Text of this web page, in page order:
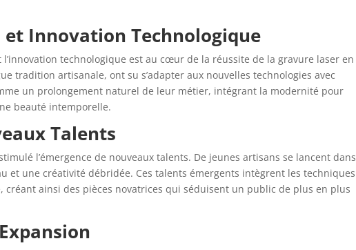
Innovation Technologique
technologique est au cœur de la réussite de la gravure laser en
tradition artisanale, ont su s’adapter aux nouvelles technologies avec
un prolongement naturel de leur métier, intégrant la modernité pour
beauté intemporelle.
Talents
l’émergence de nouveaux talents. De jeunes artisans se lancent dans
et une créativité débridée. Ces talents émergents intègrent les techniques
ainsi des pièces novatrices qui séduisent un public de plus en plus